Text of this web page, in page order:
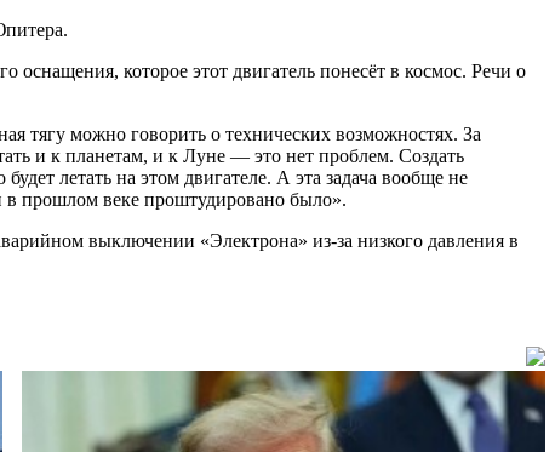
оснащения, которое этот двигатель понесёт в космос. Речи о
тягу можно говорить о технических возможностях. За
и к планетам, и к Луне — это нет проблем. Создать
летать на этом двигателе. А эта задача вообще не
в прошлом веке проштудировано было».
выключении «Электрона» из-за низкого давления в